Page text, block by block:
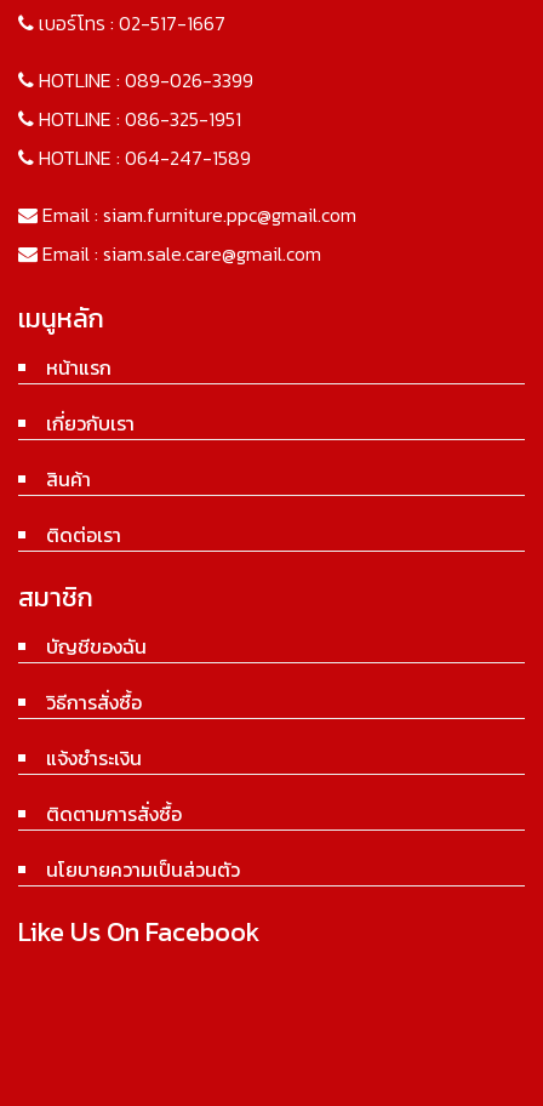
เบอร์โทร : 02-517-1667
HOTLINE : 089-026-3399
HOTLINE : 086-325-1951
HOTLINE : 064-247-1589
Email : siam.furniture.ppc@gmail.com
Email : siam.sale.care@gmail.com
เมนูหลัก
หน้าแรก
เกี่ยวกับเรา
สินค้า
ติดต่อเรา
สมาชิก
บัญชีของฉัน
วิธีการสั่งซื้อ
แจ้งชำระเงิน
ติดตามการสั่งซื้อ
นโยบายความเป็นส่วนตัว
Like Us On Facebook